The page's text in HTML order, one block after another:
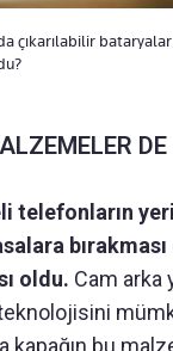
çıkarılabilir
telefonların
oldu. Cam arka
kapağın bu